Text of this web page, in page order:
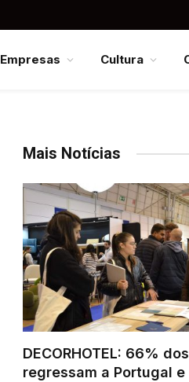
Empresas Cultura
Mais Notícias
DECORHOTEL: 66%
regressam a Portugal